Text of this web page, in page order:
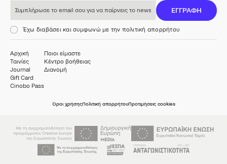
ΕΓΓΡΑΦΗ
Έχω διαβάσει και συμφωνώ με την πολιτική απορρήτου
Αρχική
Ταινίες
Journal
Gift Card
Cinobo Pass
Ποιοι είμαστε
Κέντρο βοήθειας
Διανομή
Όροι χρήσηςΠολιτική απορρήτουΠροτιμήσεις cookies